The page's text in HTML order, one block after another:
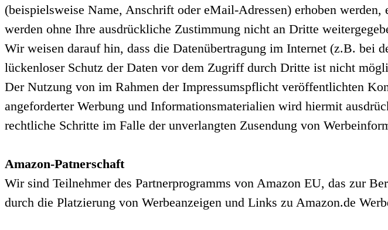
(beispielsweise Name, Anschrift oder eMail-Adressen) erhoben
werden ohne Ihre ausdrückliche Zustimmung nicht an Dritte
Wir weisen darauf hin, dass die Datenübertragung im Internet (z.B.
lückenloser Schutz der Daten vor dem Zugriff durch Dritte ist nicht
Der Nutzung von im Rahmen der Impressumspflicht veröffentlichten
angeforderter Werbung und Informationsmaterialien wird hiermit
rechtliche Schritte im Falle der unverlangten Zusendung von
Amazon-Patnerschaft
Wir sind Teilnehmer des Partnerprogramms von Amazon EU, das zur
durch die Platzierung von Werbeanzeigen und Links zu Amazon.de